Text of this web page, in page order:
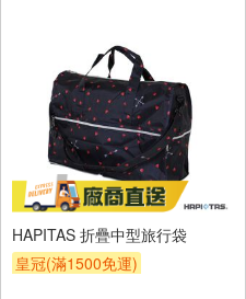
HAPITAS 折疊中型旅行袋
皇冠(滿1500免運)